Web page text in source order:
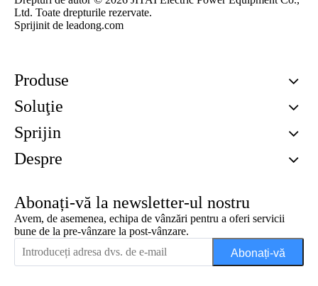
Ltd. Toate drepturile rezervate.
Sprijinit de leadong.com
Produse
Soluţie
Sprijin
Despre
Abonați-vă la newsletter-ul nostru
Avem, de asemenea, echipa de vânzări pentru a oferi servicii
bune de la pre-vânzare la post-vânzare.
Abonați-vă